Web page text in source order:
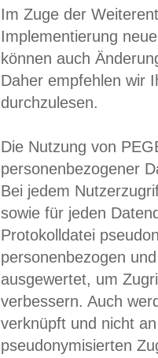
Im Zuge der
Implementierung
können auch
Daher empfehlen wir
durchzulesen.
Die Nutzung von
personenbezogener
Bei jedem
sowie für jeden
Protokolldatei
personenbezogen
ausgewertet, um
verbessern. Auch
verknüpft und nicht
pseudonymisierten